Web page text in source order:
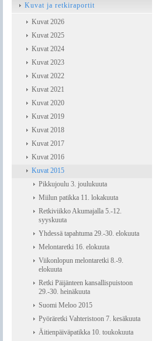
Kuvat ja retkiraportit
Kuvat 2026
Kuvat 2025
Kuvat 2024
Kuvat 2023
Kuvat 2022
Kuvat 2021
Kuvat 2020
Kuvat 2019
Kuvat 2018
Kuvat 2017
Kuvat 2016
Kuvat 2015
Pikkujoulu 3. joulukuuta
Miilun patikka 11. lokakuuta
Retkiviikko Akumajalla 5.-12.
syyskuuta
Yhdessä tapahtuma 29.-30. elokuuta
Melontaretki 16. elokuuta
Viikonlopun melontaretki 8.-9.
elokuuta
Retki Päijänteen kansallispuistoon
29.-30. heinäkuuta
Suomi Meloo 2015
Pyöräretki Vahteristoon 7. kesäkuuta
Äitienpäiväpatikka 10. toukokuuta